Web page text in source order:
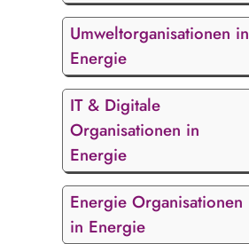
Umweltorganisationen in
Energie
IT & Digitale
Organisationen in
Energie
Energie Organisationen
in Energie